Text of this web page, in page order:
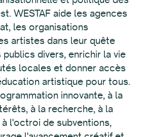
WESTAF aide les agences
les organisations
artistes dans leur quête
divers, enrichir la vie
locales et donner accès
artistique pour tous.
innovante, à la
à la recherche, à la
l'octroi de subventions,